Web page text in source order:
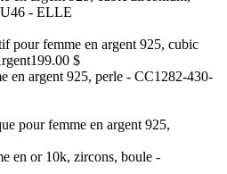
pour femme en argent 925, cubic
199.00 $
pour femme en argent 925,